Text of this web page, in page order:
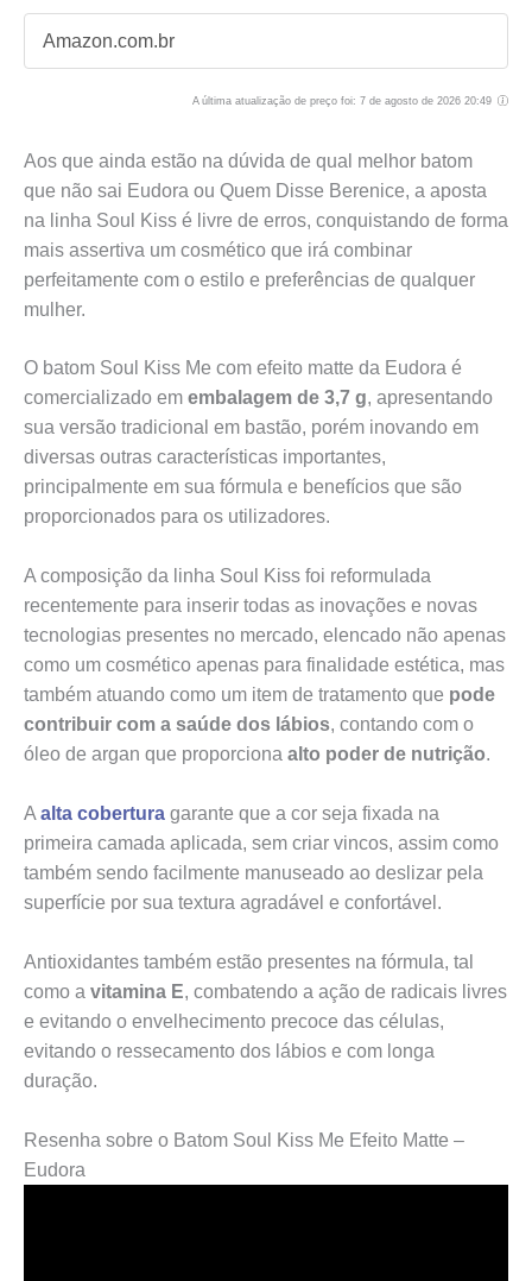
Amazon.com.br
A última atualização de preço foi: 7 de agosto de 2026 20:49
Aos que ainda estão na dúvida de qual melhor batom
que não sai Eudora ou Quem Disse Berenice, a aposta
na linha Soul Kiss é livre de erros, conquistando de forma
mais assertiva um cosmético que irá combinar
perfeitamente com o estilo e preferências de qualquer
mulher.
O batom Soul Kiss Me com efeito matte da Eudora é
comercializado em embalagem de 3,7 g, apresentando
sua versão tradicional em bastão, porém inovando em
diversas outras características importantes,
principalmente em sua fórmula e benefícios que são
proporcionados para os utilizadores.
A composição da linha Soul Kiss foi reformulada
recentemente para inserir todas as inovações e novas
tecnologias presentes no mercado, elencado não apenas
como um cosmético apenas para finalidade estética, mas
também atuando como um item de tratamento que pode
contribuir com a saúde dos lábios, contando com o
óleo de argan que proporciona alto poder de nutrição.
A alta cobertura garante que a cor seja fixada na
primeira camada aplicada, sem criar vincos, assim como
também sendo facilmente manuseado ao deslizar pela
superfície por sua textura agradável e confortável.
Antioxidantes também estão presentes na fórmula, tal
como a vitamina E, combatendo a ação de radicais livres
e evitando o envelhecimento precoce das células,
evitando o ressecamento dos lábios e com longa
duração.
Resenha sobre o Batom Soul Kiss Me Efeito Matte –
Eudora